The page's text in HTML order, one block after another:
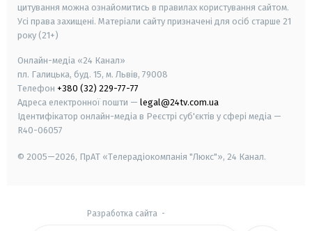
цитування можна ознайомитись в правилах користування сайтом.
Усі права захищені. Матеріали сайту призначені для осіб старше 21
року (21+)
Онлайн-медіа «24 Канал»
пл. Галицька, буд. 15, м. Львів, 79008
Телефон +380 (32) 229-77-77
Адреса електронної пошти — legal@24tv.com.ua
Ідентифікатор онлайн-медіа в Реєстрі суб'єктів у сфері медіа —
R40-06057
© 2005—2026, ПрАТ «Телерадіокомпанія "Люкс"», 24 Канал.
Разработка сайта -